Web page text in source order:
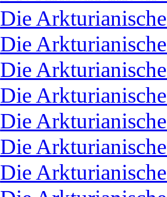
Die
Die
Die
Die
Die
Die
Die